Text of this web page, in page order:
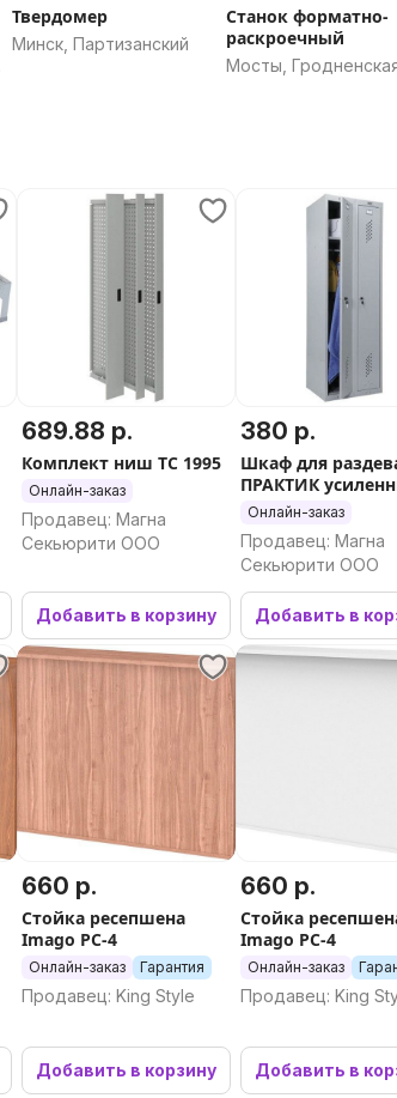
Твердомер
Минск, Партизанский
Станок форматно-
раскроечный
Мосты,
689.88 р.
Комплект ниш TC 1995
Онлайн-заказ
Продавец: Магна
Секьюрити ООО
Добавить в корзину
380 р.
Шкаф для
ПРАКТИК
ML 21-80
Онлайн-заказ
Продавец: Магна
Секьюрити ООО
Добавить в
660 р.
Стойка ресепшена
Imago РС-4
Онлайн-заказ Гарантия
Продавец: King Style
Добавить в корзину
660 р.
Стойка
Imago РС-4
Онлайн-заказ
Продавец: King
Добавить в